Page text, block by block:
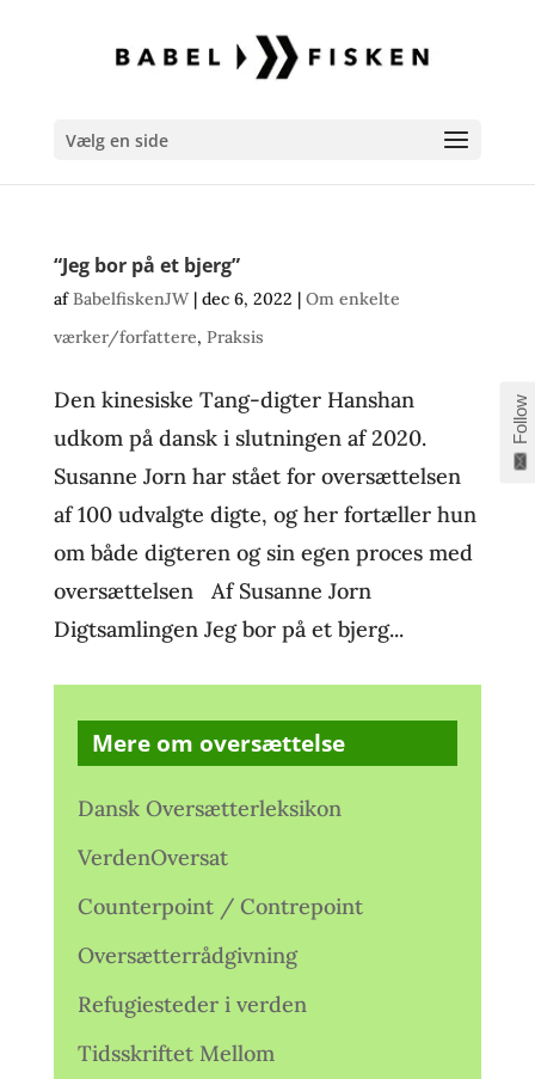
Vælg en side
“Jeg bor på et bjerg”
afBabelfiskenJW| dec 6, 2022 | Om enkelte
værker/forfattere, Praksis
Den kinesiske Tang-digter Hanshan
udkom på dansk i slutningen af 2020.
Susanne Jorn har stået for oversættelsen
af 100 udvalgte digte, og her fortæller hun
om både digteren og sin egen proces med
oversættelsen Af Susanne Jorn
Digtsamlingen Jeg bor på et bjerg...
Mere om oversættelse
Dansk Oversætterleksikon
VerdenOversat
Counterpoint / Contrepoint
Oversætterrådgivning
Refugiesteder i verden
Tidsskriftet Mellom
Follow